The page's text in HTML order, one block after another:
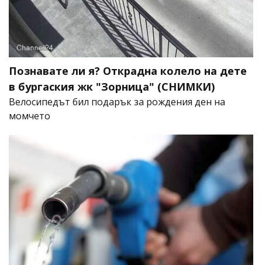
Познавате ли я? Открадна колело на дете
в бургаския жк "Зорница" (СНИМКИ)
Велосипедът бил подарък за рождения ден на
момчето